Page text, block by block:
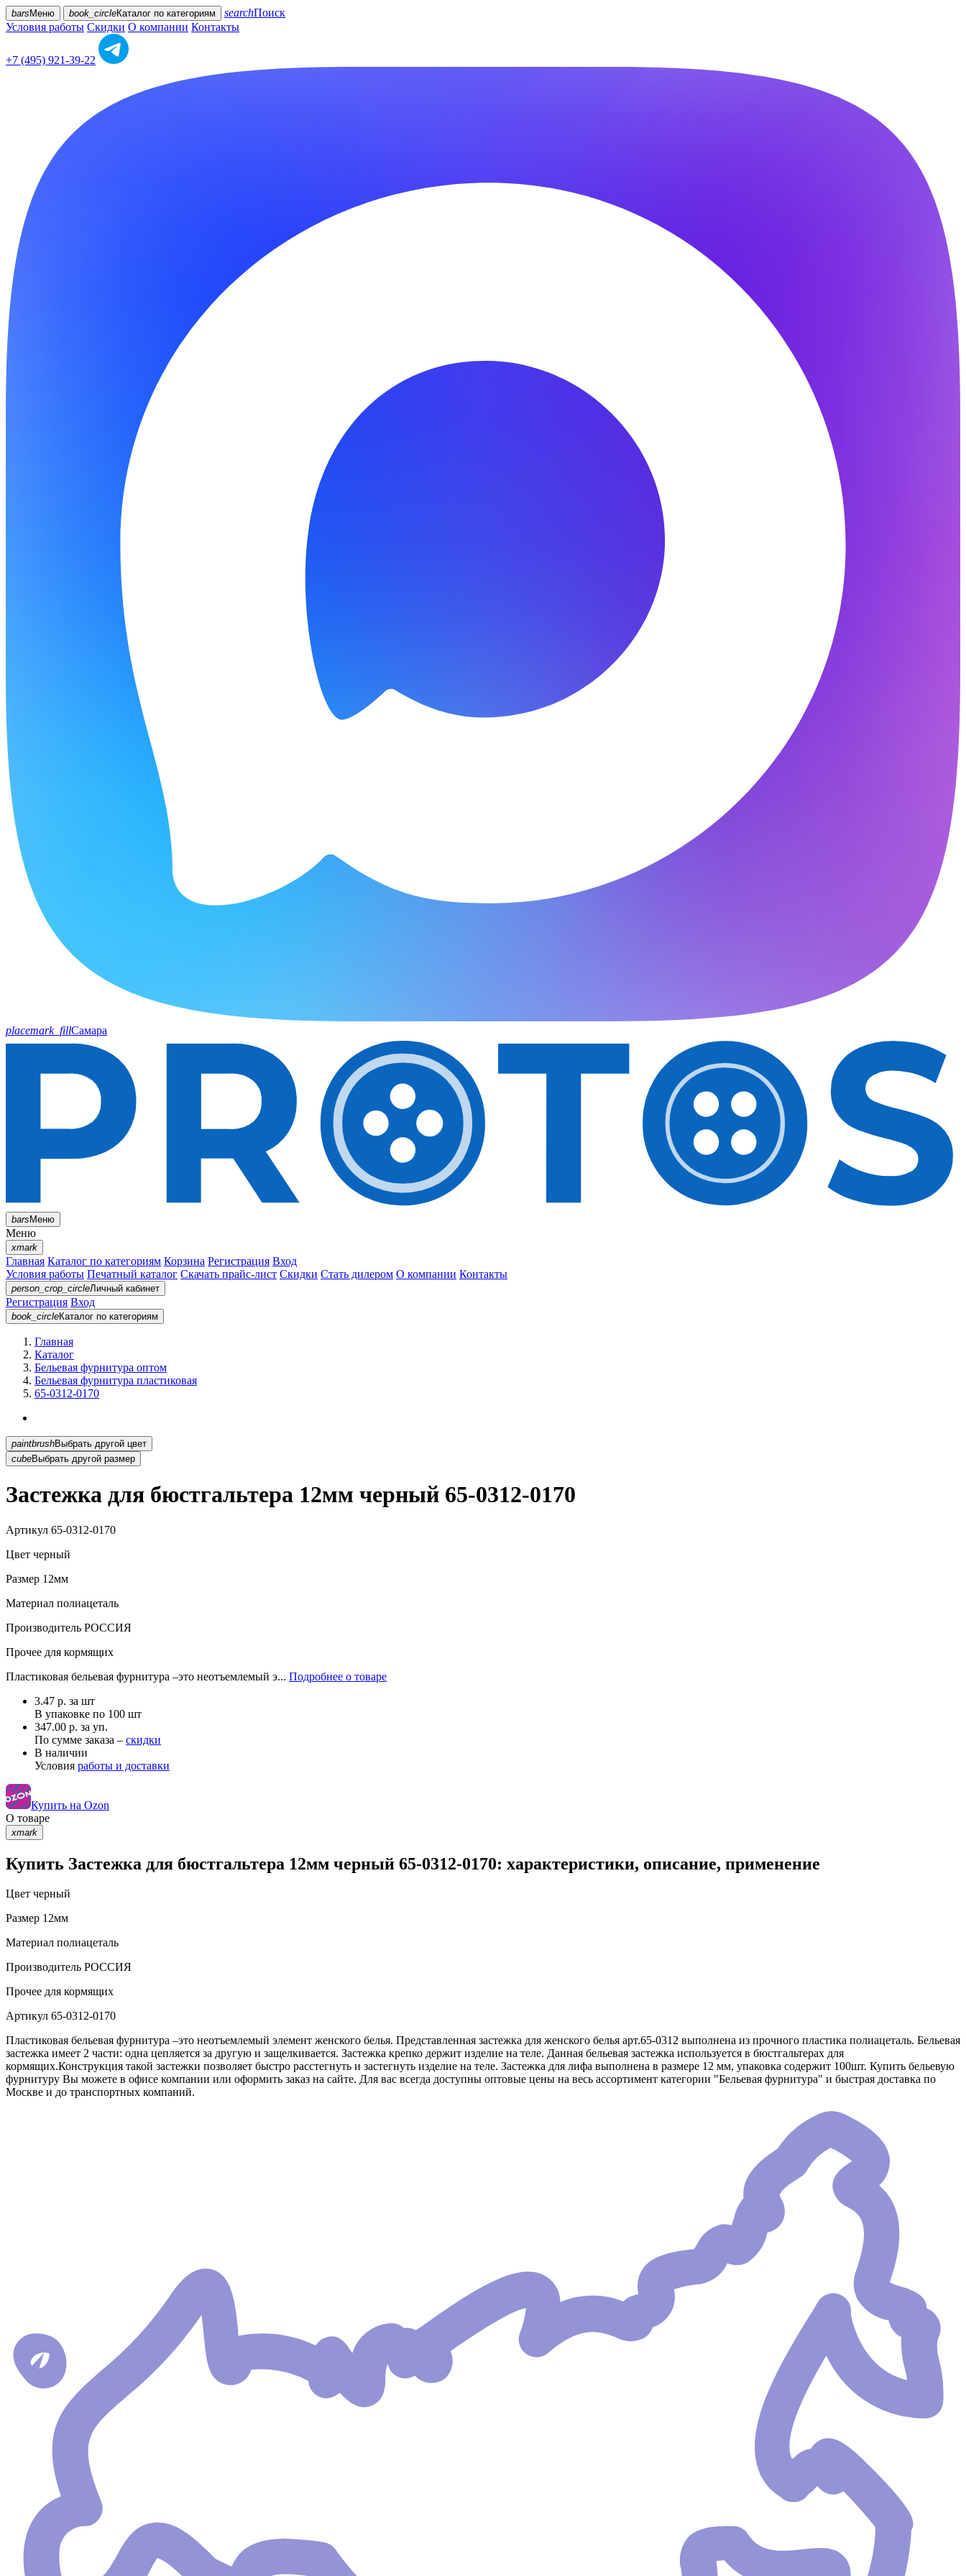
bars Меню book_circleКаталог по категориям searchПоиск
Условия работы Скидки О компании Контакты
+7 (495) 921-39-22
placemark_fillСамара
barsМеню
Меню
xmark
Главная Каталог по категориям Корзина Регистрация Вход
Условия работы Печатный каталог Скачать прайс-лист Скидки Стать дилером О компании Контакты
person_crop_circleЛичный кабинет
Регистрация Вход
book_circleКаталог по категориям
Главная
Каталог
Бельевая фурнитура оптом
Бельевая фурнитура пластиковая
65-0312-0170
paintbrush
Выбрать другой цвет
cubeВыбрать другой размер
Застежка для бюстгальтера 12мм черный 65-0312-0170
Артикул 65-0312-0170
Цвет черный
Размер 12мм
Материал полиацеталь
Производитель РОССИЯ
Прочее для кормящих
Пластиковая бельевая фурнитура –это неотъемлемый э... Подробнее о товаре
3.47 р. за шт
В упаковке по 100 шт
347.00 р. за уп.
По сумме заказа – скидки
В наличии
Условия работы и доставки
Купить на Ozon
О товаре
xmark
Купить Застежка для бюстгальтера 12мм черный 65-0312-0170: характеристики, описание, применение
Цвет черный
Размер 12мм
Материал полиацеталь
Производитель РОССИЯ
Прочее для кормящих
Артикул 65-0312-0170
Пластиковая бельевая фурнитура –это неотъемлемый элемент женского белья. Представленная застежка для женского белья арт.65-0312 выполнена из прочного пластика полиацеталь. Бельевая
застежка имеет 2 части: одна цепляется за другую и защелкивается. Застежка крепко держит изделие на теле. Данная бельевая застежка используется в бюстгальтерах для
кормящих.Конструкция такой застежки позволяет быстро расстегнуть и застегнуть изделие на теле. Застежка для лифа выполнена в размере 12 мм, упаковка содержит 100шт. Купить бельевую
фурнитуру Вы можете в офисе компании или оформить заказ на сайте. Для вас всегда доступны оптовые цены на весь ассортимент категории "Бельевая фурнитура" и быстрая доставка по
Москве и до транспортных компаний.